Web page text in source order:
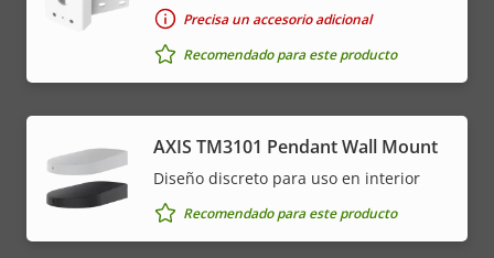
Precisa un accesorio adicional
Recomendado para este producto
AXIS TM3101 Pendant Wall Mount
Diseño discreto para uso en interior
Recomendado para este producto